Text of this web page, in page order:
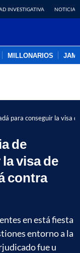
INVESTIGATIVA NOTICIAS
MILLONARIOS
para conseguir la visa
de
visa de
contra
en está fiesta
entorno a la
fue u